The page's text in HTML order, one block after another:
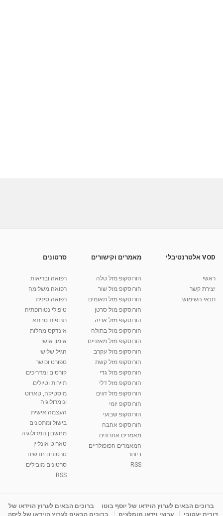
VOD אלטרנטיבלי
ראשי
יצירת קשר
תנאי השימוש
מאמרים וקישורים
הורוסקופ מזל טלה
הורוסקופ מזל שור
הורוסקופ מזל תאומים
הורוסקופ מזל סרטן
הורוסקופ מזל אריה
הורוסקופ מזל בתולה
הורוסקופ מזל מאזניים
הורוסקופ מזל עקרב
הורוסקופ מזל קשת
הורוסקופ מזל גדי
הורוסקופ מזל דלי
הורוסקופ מזל דגים
הורוסקופ יומי
הורוסקופ שבועי
הורוסקופ אהבה
מאמרים אחרונים
המאמרים הפופולריים
ביותר
RSS
סרטונים
רפואה ובריאות
רפואה משלימה
רפואה סינית
טיפולי נטורופתיה
תרופות סבתא
אינדקס מחלות
אימון אישי
הגיל שלישי
ספורט וכושר
קורסים ומדריכים
תיירות וטיולים
מיסטיקה, טארוט
ונומרולוגיה
העצמה אישית
בישול ומתכונים
מחשבון נומרולוגיה
טארוט אונליין
סרטונים חדשים
סרטונים מובילים
RSS
ברוכים הבאים לערוץ הוידאו של יוסף בוטו
ברוכים הבאים לערוץ הוידאו של